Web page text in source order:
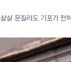
살 문질러도 기포가